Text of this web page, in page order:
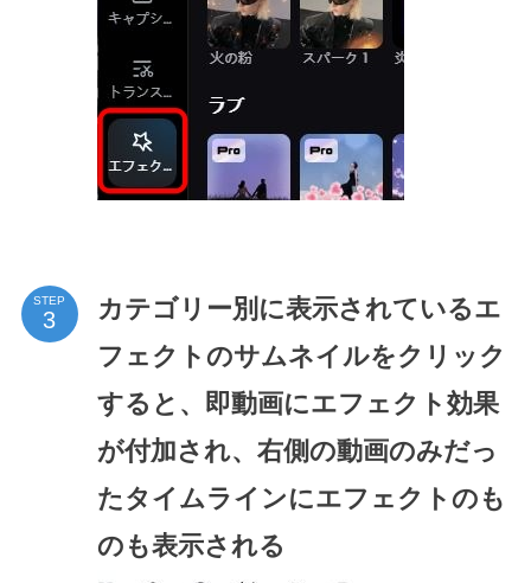
STEP
カテゴリー別に表示されているエ
フェクトのサムネイルをクリック
すると、即動画にエフェクト効果
が付加され、右側の動画のみだっ
たタイムラインにエフェクトのも
のも表示される